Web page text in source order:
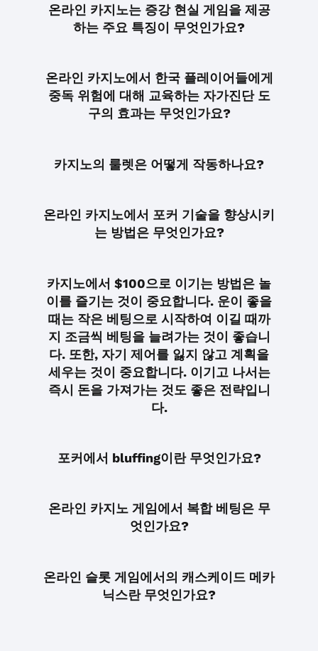
온라인 카지노는 증강 현실 게임을 제공
하는 주요 특징이 무엇인가요?
온라인 카지노에서 한국 플레이어들에게
중독 위험에 대해 교육하는 자가진단 도
구의 효과는 무엇인가요?
카지노의 룰렛은 어떻게 작동하나요?
온라인 카지노에서 포커 기술을 향상시키
는 방법은 무엇인가요?
카지노에서 $100으로 이기는 방법은 놀
이를 즐기는 것이 중요합니다. 운이 좋을
때는 작은 베팅으로 시작하여 이길 때까
지 조금씩 베팅을 늘려가는 것이 좋습니
다. 또한, 자기 제어를 잃지 않고 계획을
세우는 것이 중요합니다. 이기고 나서는
즉시 돈을 가져가는 것도 좋은 전략입니
다.
포커에서 bluffing이란 무엇인가요?
온라인 카지노 게임에서 복합 베팅은 무
엇인가요?
온라인 슬롯 게임에서의 캐스케이드 메카
닉스란 무엇인가요?